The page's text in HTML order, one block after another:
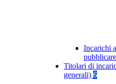
Incarichi
Titolari di
generali) 6